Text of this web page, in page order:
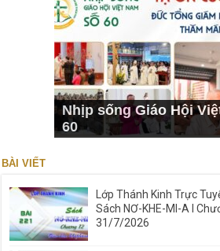
Nhịp sống Giáo Hội
60
BÀI VIẾT
Lớp Thánh Kinh Trực
Sách NƠ-KHE-MI-A I
31/7/2026